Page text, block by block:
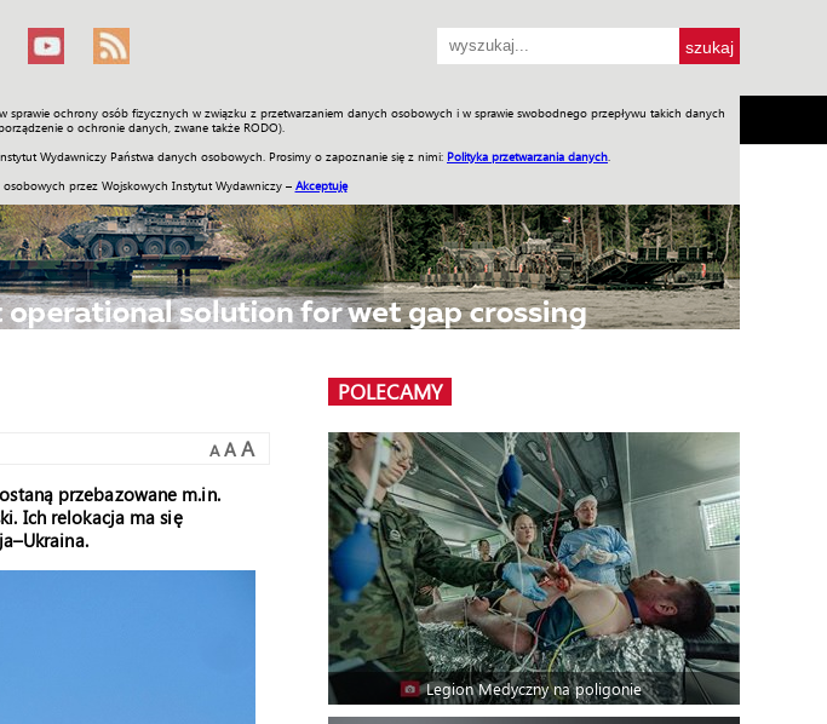
sprawie ochrony osób fizycznych w związku z przetwarzaniem danych osobowych i w sprawie swobodnego przepływu takich danych
o ochronie danych, zwane także RODO).
Wydawniczy Państwa danych osobowych. Prosimy o zapoznanie się z nimi: Polityka przetwarzania danych
przez Wojskowych Instytut Wydawniczy – Akceptuję
Galerie Wideo ENGLISH SKLEP Jednodniówki Praca w WIW
A A A
przebazowane m.in.
Ich relokacja ma się
POLECAMY
Legion Medyczny na poligonie